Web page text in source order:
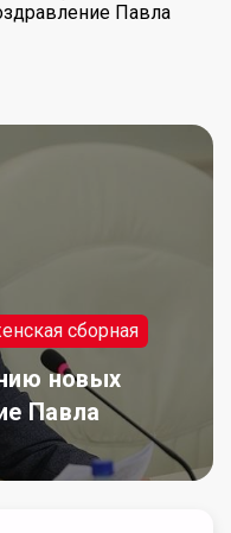
Павла
сборная
новых
Павла